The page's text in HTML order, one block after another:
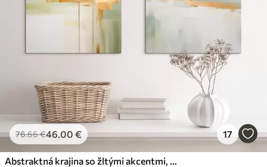
76.66€46.00 € 17
Abstraktná krajina so žltými akcentmi, minimalistická kompozícia zeme, vody a oblohy, s tlmenými farbami